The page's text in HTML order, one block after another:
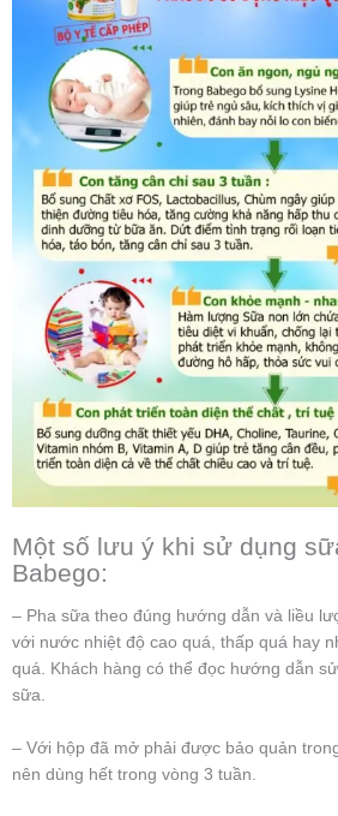
Một số lưu ý khi sử dụng
Babego:
– Pha sữa theo đúng hướng dẫn và liều
với nước nhiệt độ cao quá, thấp quá hay
quá. Khách hàng có thể đọc hướng dẫn
sữa.
– Với hộp đã mở phải được bảo quản
nên dùng hết trong vòng 3 tuần.